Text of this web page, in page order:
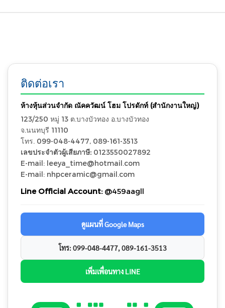
ติดต่อเรา
ห้างหุ้นส่วนจำกัด ณัคควัฒน์ โฮม โปรดักท์ (สำนักงานใหญ่)
123/250 หมู่ 13 ต.บางบัวทอง อ.บางบัวทอง
จ.นนทบุรี 11110
โทร. 099-048-4477, 089-161-3513
เลขประจำตัวผู้เสียภาษี: 0123550027892
E-mail: leeya_time@hotmail.com
E-mail: nhpceramic@gmail.com
Line Official Account:@459aagll
ดูแผนที่ Google Maps
โทร: 099-048-4477, 089-161-3513
เพิ่มเพื่อนทาง LINE